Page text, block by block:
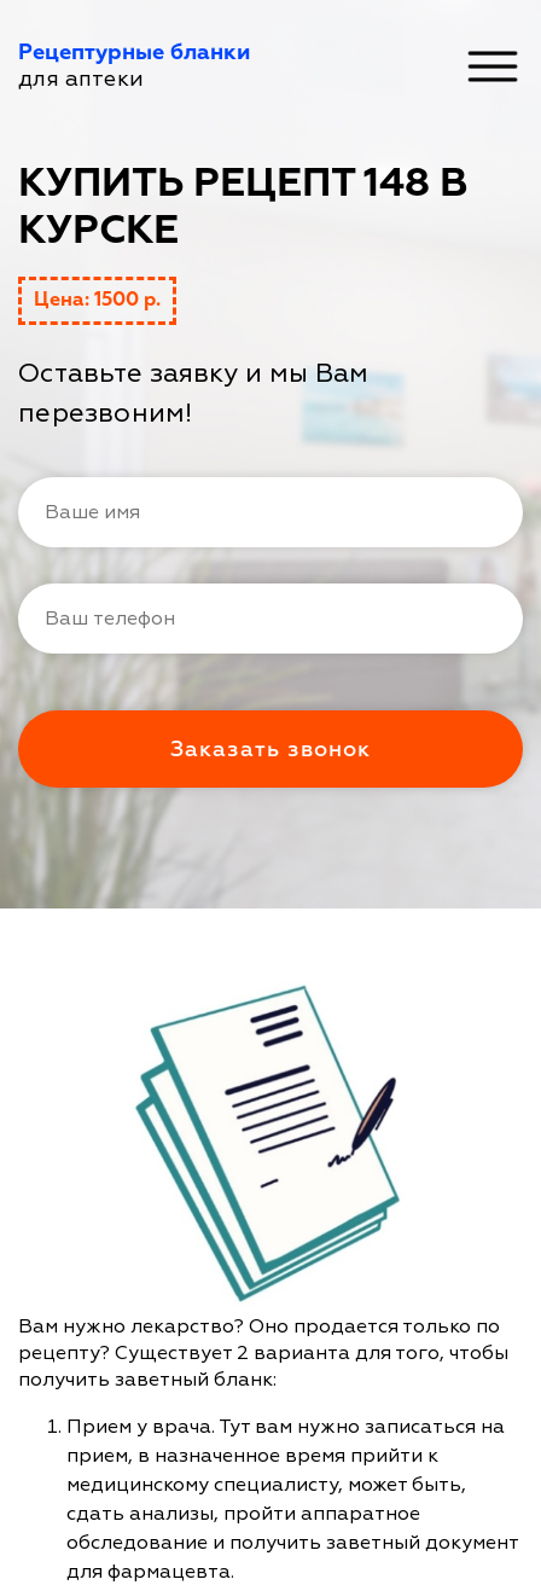
Рецептурные бланки
для аптеки
КУПИТЬ РЕЦЕПТ 148 В
КУРСКЕ
Цена: 1500 р.
Оставьте заявку и мы Вам
перезвоним!
Вам нужно лекарство? Оно продается только по
рецепту? Существует 2 варианта для того, чтобы
получить заветный бланк:
Прием у врача. Тут вам нужно записаться на
прием, в назначенное время прийти к
медицинскому специалисту, может быть,
сдать анализы, пройти аппаратное
обследование и получить заветный документ
для фармацевта.